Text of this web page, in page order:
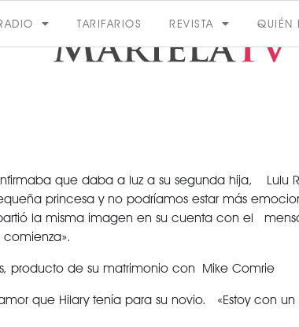
TARIFARIOS REVISTA QUIÉN
ACTUALIDAD
VER TODAS LAS
que daba a luz a su segunda hija, Lulu
princesa y no podríamos estar más
la misma imagen en su cuenta con el
producto de su matrimonio con Mike Comrie
que Hilary tenía para su novio. «Estoy con